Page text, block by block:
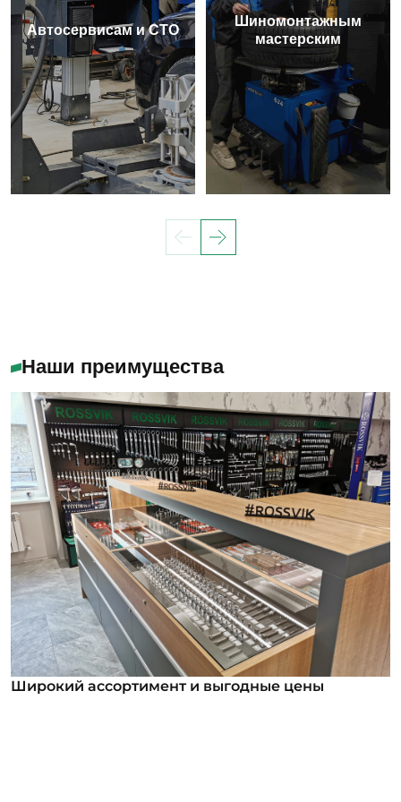
Автосервисам и СТО
Шиномонтажным
мастерским
Наши преимущества
Широкий ассортимент и выгодные цены